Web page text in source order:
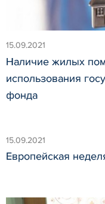
15.09.2021
Наличие жилых
использования
фонда
15.09.2021
Европейская